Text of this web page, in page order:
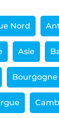
Nord
Asie
Bourgogne